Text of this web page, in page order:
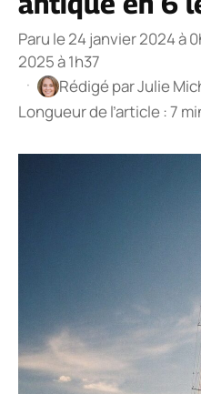
Paru le 24 janvier 2024 à
2025 à 1h37
·
Rédigé parJulie
Longueur de l’article : 7